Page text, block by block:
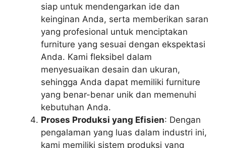
siap untuk mendengarkan ide dan
keinginan Anda, serta memberikan saran
yang profesional untuk menciptakan
furniture yang sesuai dengan ekspektasi
Anda. Kami fleksibel dalam
menyesuaikan desain dan ukuran,
sehingga Anda dapat memiliki furniture
yang benar-benar unik dan memenuhi
kebutuhan Anda.
Proses Produksi yang Efisien: Dengan
pengalaman yang luas dalam industri ini,
kami memiliki sistem produksi yang